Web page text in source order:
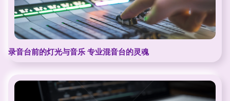
录音台前的灯光与音乐 专业混音台的灵魂